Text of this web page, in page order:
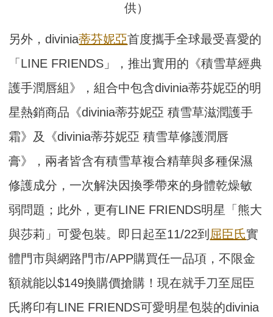
供）
另外，divinia蒂芬妮亞首度攜手全球最受喜愛的
「LINE FRIENDS」，推出實用的《積雪草經典
護手潤唇組》，組合中包含divinia蒂芬妮亞的明
星熱銷商品《divinia蒂芬妮亞 積雪草滋潤護手
霜》及《divinia蒂芬妮亞 積雪草修護潤唇
膏》，兩者皆含有積雪草複合精華與多種保濕
修護成分，一次解決因換季帶來的身體乾燥敏
弱問題；此外，更有LINE FRIENDS明星「熊大
與莎莉」可愛包裝。即日起至11/22到 屈臣氏實
體門市與網路門市/APP購買任一品項，不限金
額就能以$149換購價搶購！現在就手刀至屈臣
氏將印有LINE FRIENDS可愛明星包裝的divinia